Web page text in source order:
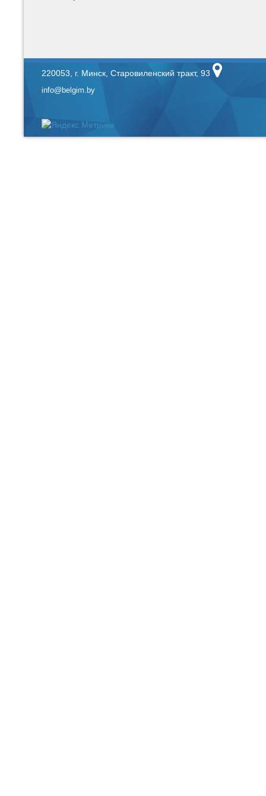
220053, г. Минск, Старовиленский тракт, 93
info@belgim.by